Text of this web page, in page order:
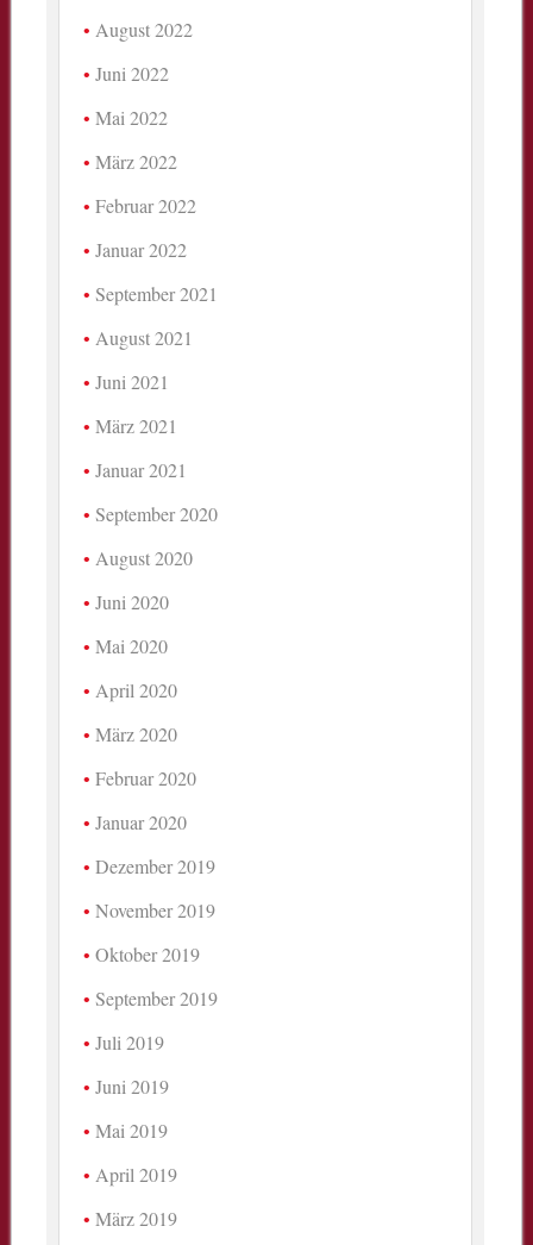
August 2022
Juni 2022
Mai 2022
März 2022
Februar 2022
Januar 2022
September 2021
August 2021
Juni 2021
März 2021
Januar 2021
September 2020
August 2020
Juni 2020
Mai 2020
April 2020
März 2020
Februar 2020
Januar 2020
Dezember 2019
November 2019
Oktober 2019
September 2019
Juli 2019
Juni 2019
Mai 2019
April 2019
März 2019